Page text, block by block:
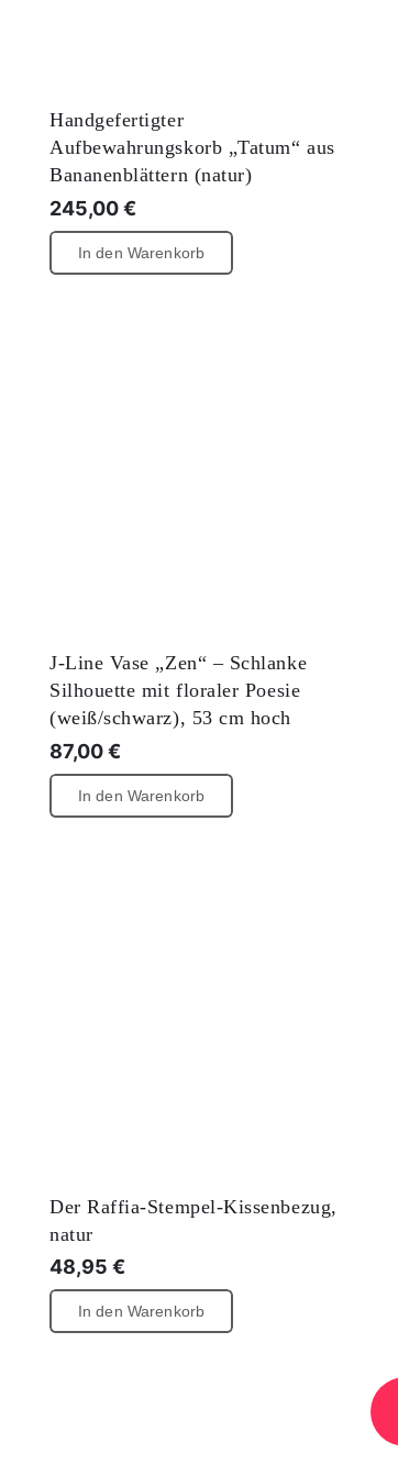
Handgefertigter
Aufbewahrungskorb „Tatum“ aus
Bananenblättern (natur)
245,00€
In den Warenkorb
J-Line Vase „Zen“ – Schlanke
Silhouette mit floraler Poesie
(weiß/schwarz), 53 cm hoch
87,00€
In den Warenkorb
Der Raffia-Stempel-Kissenbezug,
natur
48,95 €
In den Warenkorb